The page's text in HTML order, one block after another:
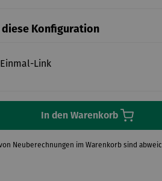
diese Konfiguration
Einmal-Link
In den Warenkorb
Neuberechnungen im Warenkorb sind